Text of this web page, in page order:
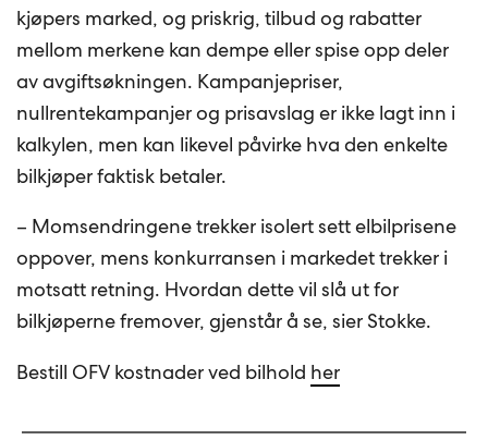
kjøpers marked, og priskrig, tilbud og rabatter
mellom merkene kan dempe eller spise opp deler
av avgiftsøkningen. Kampanjepriser,
nullrentekampanjer og prisavslag er ikke lagt inn i
kalkylen, men kan likevel påvirke hva den enkelte
bilkjøper faktisk betaler.
– Momsendringene trekker isolert sett elbilprisene
oppover, mens konkurransen i markedet trekker i
motsatt retning. Hvordan dette vil slå ut for
bilkjøperne fremover, gjenstår å se, sier Stokke.
Bestill OFV kostnader ved bilhold her